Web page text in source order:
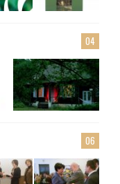
04
06